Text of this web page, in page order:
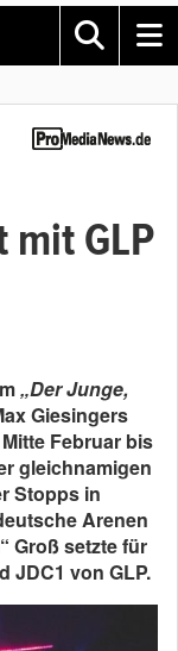
mit GLP
„Der Junge,
Giesingers
Februar bis
gleichnamigen
Stopps in
Arenen
Groß setzte für
JDC1 von GLP.